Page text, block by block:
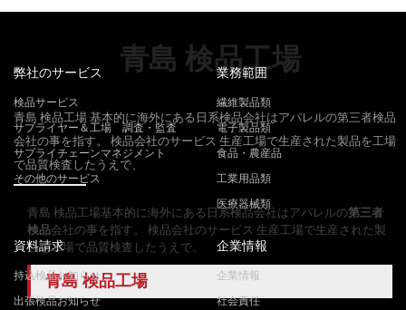
青島 検品工場
青島 検品工場 基本的に海外にある日系検品会社はアパレルの第三者検品
会社の事を指す。 検品会社のサービス 生産工場で生産された製品を工場
で品質検査したうえで、
青島 検品工場基本的に海外にある日系検品会社はアパレルの第三者
検品会社の事を指す。 検品会社のサービス 生産工場で生産された製
品を工場で品質検査したうえで、
青島 検品工場
弊社のサービス
検品サービス
サプライヤー＆工場 調査・監査
サプライチェーンマネジメント
その他のサービス
業務範囲
繊維製品類
電子製品類
食品・農産品
工業用品類
医療器械類
資料請求
持込検品お知らせ
出張検品お知らせ
企業情報
企業情報
社会責任